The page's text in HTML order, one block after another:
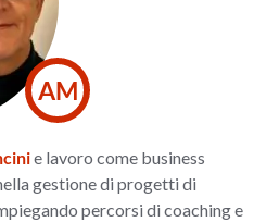
AM
e lavoro come business
gestione di progetti di
percorsi di coaching e